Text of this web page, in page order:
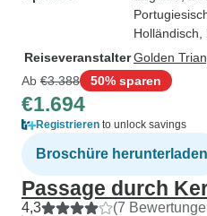
Holländisch,
ReiseveranstalterGolden
Ab €3.388 50% sparen
€1.694
Registrieren to unlock savings
Broschüre herunterladen
Passage durch
4,3 (7